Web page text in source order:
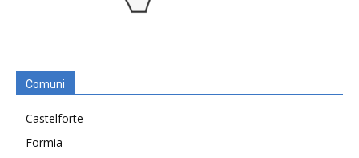
Comuni
Castelforte
Formia